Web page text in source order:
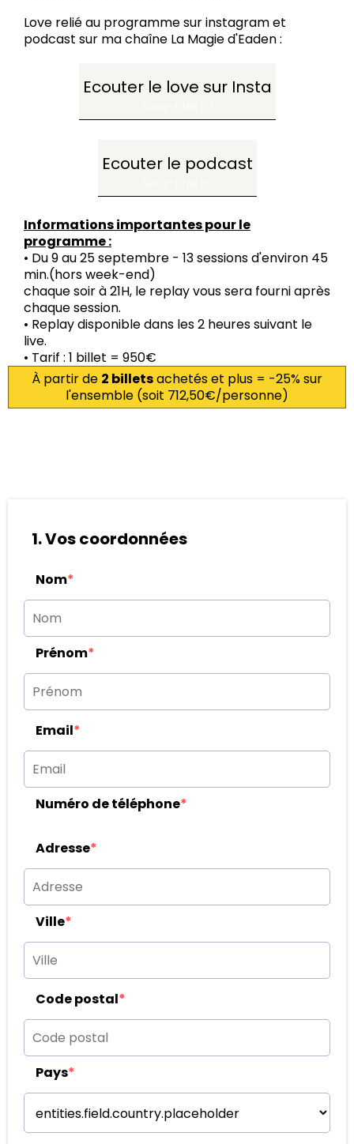
Love relié au programme sur instagram et
podcast sur ma chaîne La Magie d'Eaden :
Ecouter le love sur Insta
Ecouter le podcast
Informations importantes pour le
programme :
• Du 9 au 25 septembre - 13 sessions d'environ 45
min.(hors week-end)
chaque soir à 21H, le replay vous sera fourni après
chaque session.
• Replay disponible dans les 2 heures suivant le
live.
• Tarif : 1 billet = 950€
À partir de 2 billetsachetés et plus = -25% sur
l'ensemble (soit 712,50€/personne)
1. Vos coordonnées
Nom*
Prénom*
Email*
Numéro de téléphone*
Adresse*
Ville*
Code postal*
Pays*